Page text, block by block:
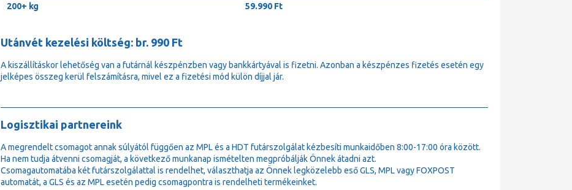
200+ kg
59.990 Ft
Utánvét kezelési költség: br. 990 Ft
A kiszállításkor lehetőség van a futárnál készpénzben vagy bankkártyával is fizetni. Azonban a készpénzes fizetés esetén egy
jelképes összeg kerül felszámításra, mivel ez a fizetési mód külön díjjal jár.
Logisztikai partnereink
A megrendelt csomagot annak súlyától függően az MPL és a HDT futárszolgálat kézbesíti munkaidőben 8:00-17:00 óra között.
Ha nem tudja átvenni csomagját, a következő munkanap ismételten megpróbálják Önnek átadni azt.
Csomagautomatába két futárszolgálattal is rendelhet, választhatja az Önnek legközelebb eső GLS, MPL vagy FOXPOST
automatát, a GLS és az MPL esetén pedig csomagpontra is rendelheti termékeinket.